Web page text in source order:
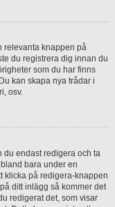
relevanta knappen på
du registrera dig innan du
som du har finns
kan skapa nya trådar i
osv.
du endast redigera och ta
bara under en
klicka på redigera-knappen
ditt inlägg så kommer det
redigerat det, som visar